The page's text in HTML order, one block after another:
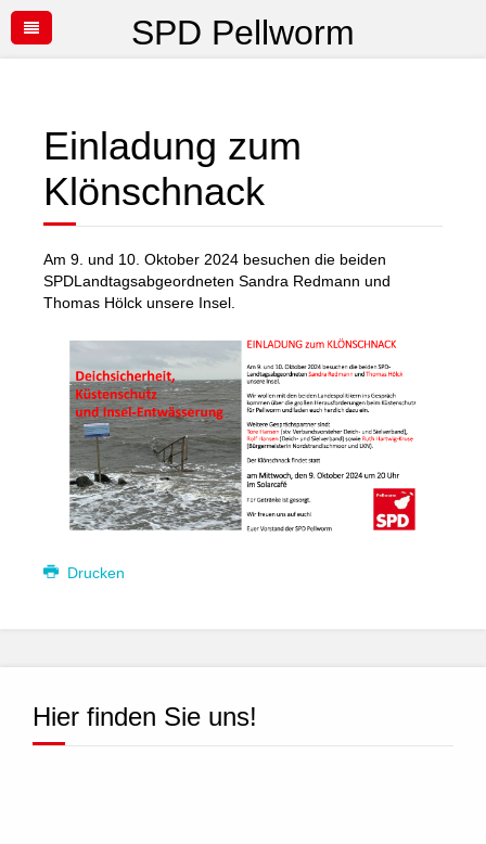
SPD Pellworm
Einladung zum
Klönschnack
Am 9. und 10. Oktober 2024 besuchen die beiden
SPDLandtagsabgeordneten Sandra Redmann und
Thomas Hölck unsere Insel.
Drucken
Hier finden Sie uns!